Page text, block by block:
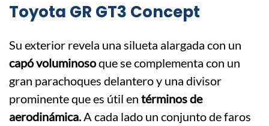
Toyota GR GT3 Concept
Su exterior revela una silueta alargada con un
capó voluminosoque se complementa con un
gran parachoques delantero y una divisor
prominente que es útil en términos de
aerodinámica. A cada lado un conjunto de faros